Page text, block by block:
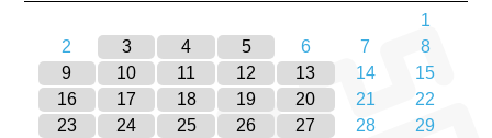
1
2
3 4 5 6 7
8
9
10 11 12 13 14
15
16
17 18 19 20 21
22
23
24 25 26 27 28 29